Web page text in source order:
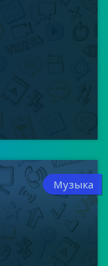
Музыка